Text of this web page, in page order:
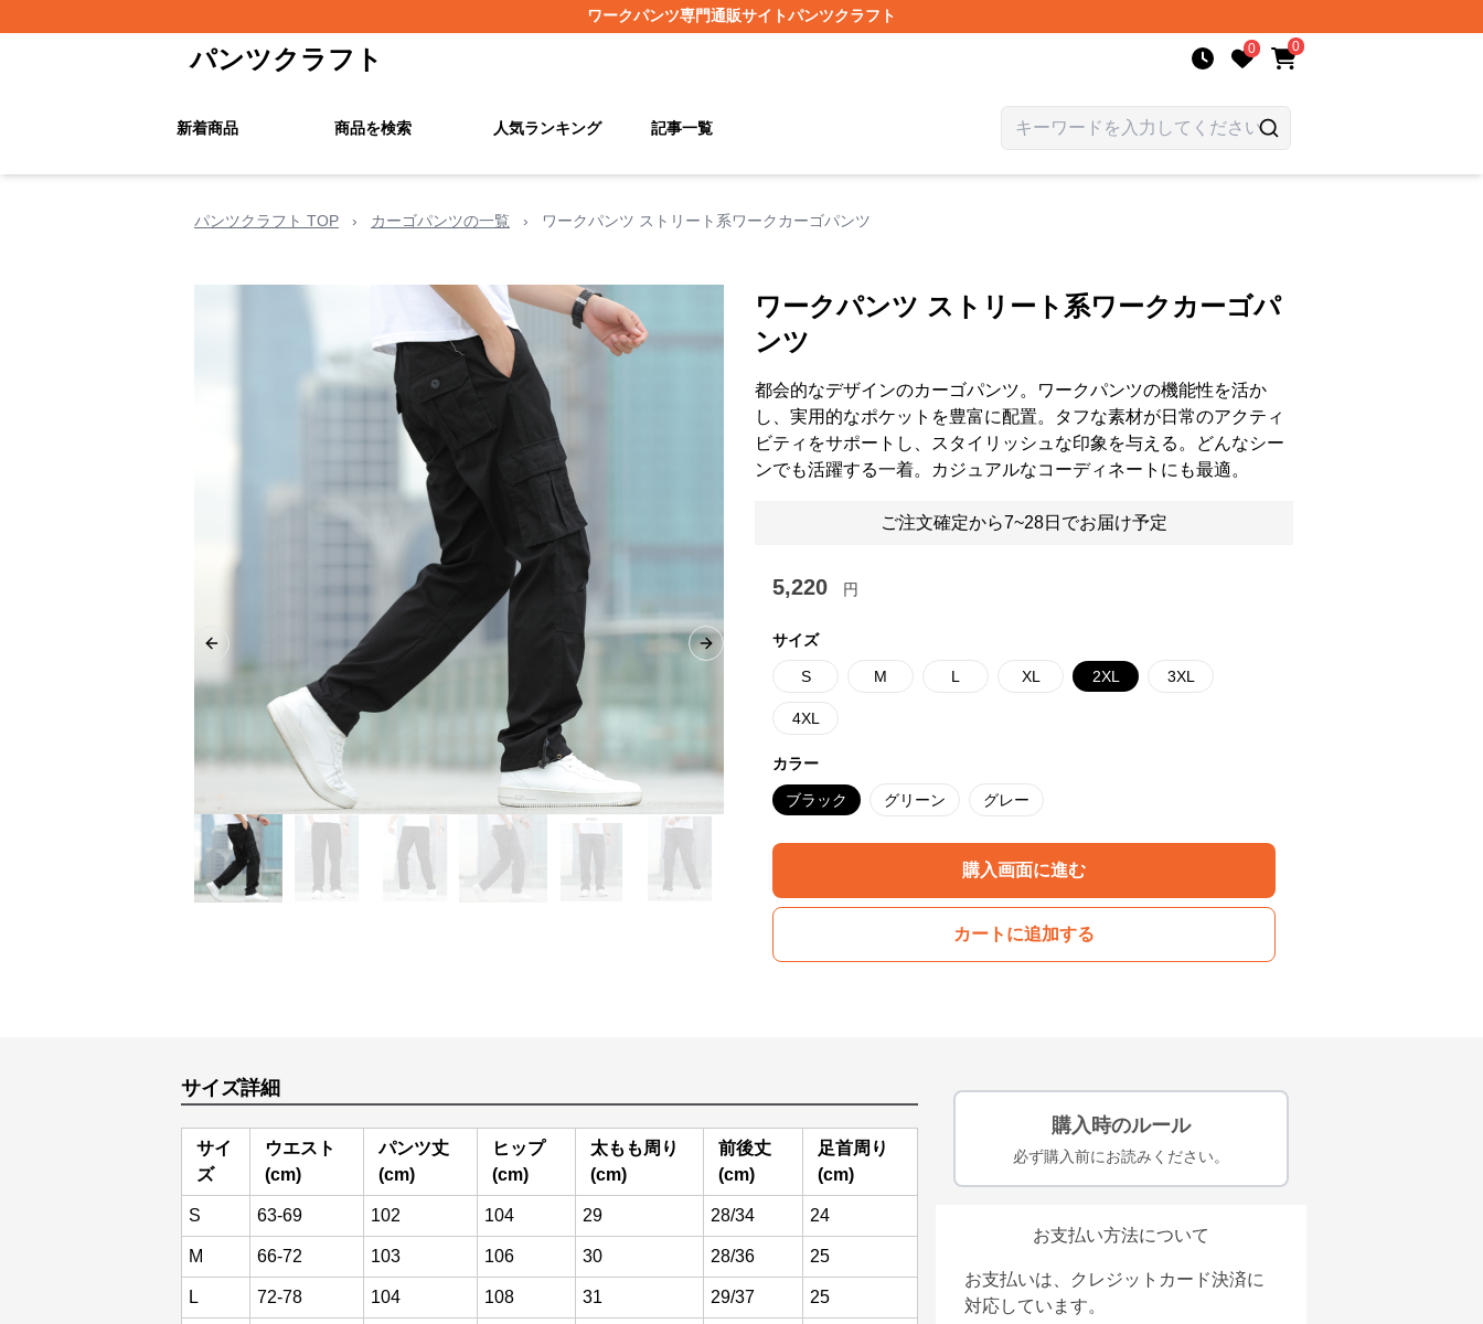
ワークパンツ専門通販サイトパンツクラフト
パンツクラフト 0 0
新着商品 商品を検索 人気ランキング 記事一覧
パンツクラフト TOP › カーゴパンツの一覧 › ワークパンツ ストリート系ワークカーゴパンツ
Previous slide Next slide
ワークパンツ ストリート系ワークカーゴパ
ンツ
都会的なデザインのカーゴパンツ。ワークパンツの機能性を活か
し、実用的なポケットを豊富に配置。タフな素材が日常のアクティ
ビティをサポートし、スタイリッシュな印象を与える。どんなシー
ンでも活躍する一着。カジュアルなコーディネートにも最適。
ご注文確定から7~28日でお届け予定
5,220 円
サイズ
S M L XL 2XL 3XL
4XL
カラー
ブラック グリーン グレー
購入画面に進む
カートに追加する
サイズ詳細
サイ
ズ
ウエスト
(cm)
パンツ丈
(cm)
ヒップ
(cm)
太もも周り
(cm)
前後丈
(cm)
足首周り
(cm)
S 63-69 102 104 29 28/34 24
M 66-72 103 106 30 28/36 25
L 72-78 104 108 31 29/37 25
購入時のルール
必ず購入前にお読みください。
お支払い方法について
お支払いは、クレジットカード決済に
対応しています。